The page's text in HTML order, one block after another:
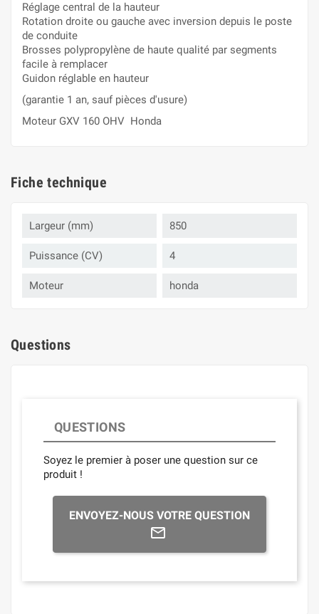
Réglage central de la hauteur
Rotation droite ou gauche avec inversion depuis le poste
de conduite
Brosses polypropylène de haute qualité par segments
facile à remplacer
Guidon réglable en hauteur
(garantie 1 an, sauf pièces d'usure)
Moteur GXV 160 OHV Honda
Fiche technique
Largeur (mm) 850
Puissance (CV) 4
Moteur honda
Questions
QUESTIONS
Soyez le premier à poser une question sur ce
produit !
ENVOYEZ-NOUS VOTRE QUESTION